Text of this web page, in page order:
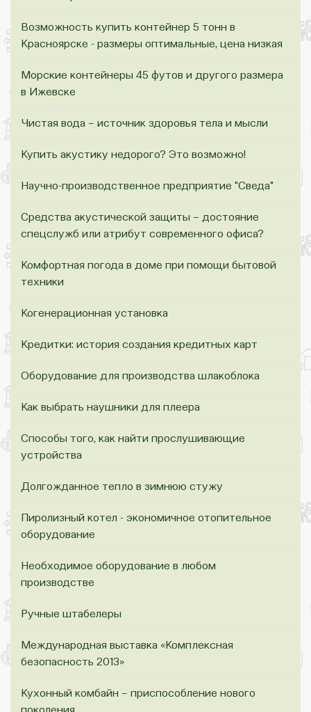
Возможность купить контейнер 5 тонн в
Красноярске - размеры оптимальные, цена низкая
Морские контейнеры 45 футов и другого размера
в Ижевске
Чистая вода – источник здоровья тела и мысли
Купить акустику недорого? Это возможно!
Научно-производственное предприятие "Сведа"
Средства акустической защиты – достояние
спецслужб или атрибут современного офиса?
Комфортная погода в доме при помощи бытовой
техники
Когенерационная установка
Кредитки: история создания кредитных карт
Оборудование для производства шлакоблока
Как выбрать наушники для плеера
Способы того, как найти прослушивающие
устройства
Долгожданное тепло в зимнюю стужу
Пиролизный котел - экономичное отопительное
оборудование
Необходимое оборудование в любом
производстве
Ручные штабелеры
Международная выставка «Комплексная
безопасность 2013»
Кухонный комбайн – приспособление нового